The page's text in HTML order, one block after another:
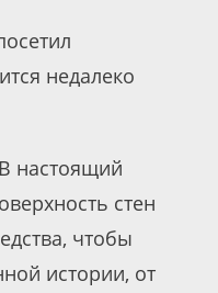
недалеко
настоящий
стен
чтобы
истории, от